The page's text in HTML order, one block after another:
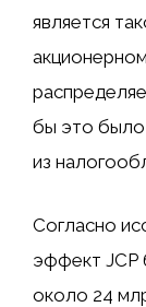
является
бы это было
из
Согласно
эффект JCP
около 24